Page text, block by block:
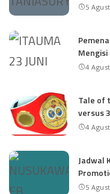
5
Mengisi
4
Tale of
versus
4
Jadwal
5